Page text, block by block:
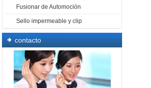
Fusionar de Automoción
Sello impermeable y clip
contacto